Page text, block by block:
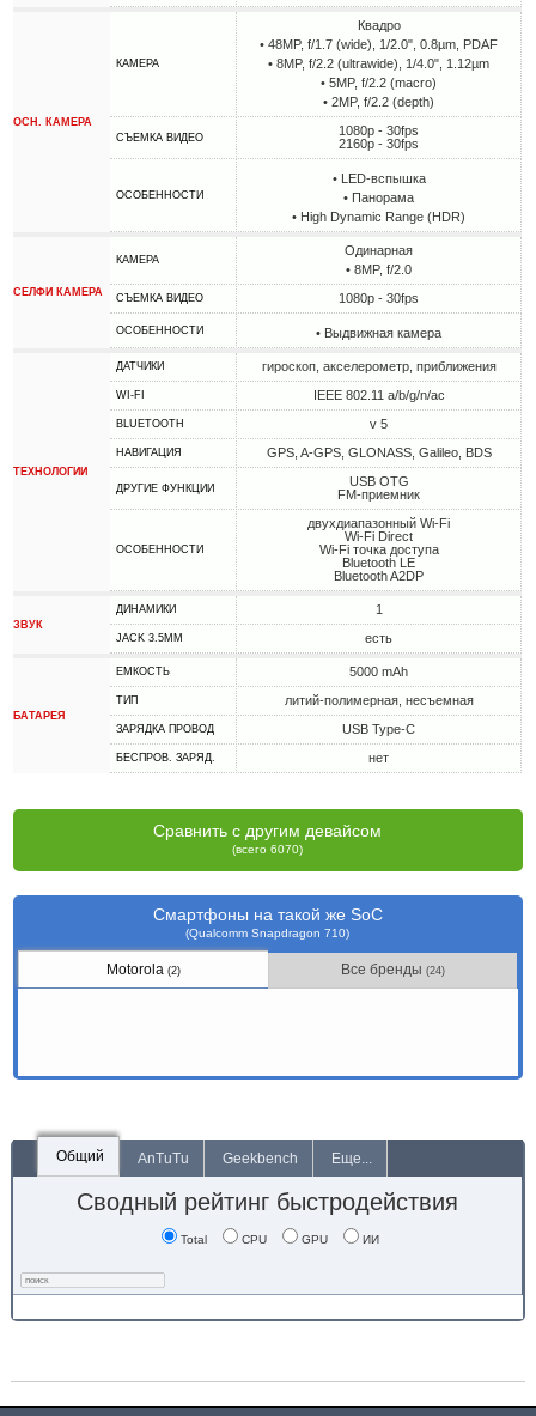
ОСН. КАМЕРА
КАМЕРА
Квадро
• 48MP, f/1.7 (wide), 1/2.0", 0.8µm, PDAF
• 8MP, f/2.2 (ultrawide), 1/4.0", 1.12µm
• 5MP, f/2.2 (macro)
• 2MP, f/2.2 (depth)
СЪЕМКА ВИДЕО
1080p - 30fps
2160p - 30fps
ОСОБЕННОСТИ
• LED-вспышка
• Панорама
• High Dynamic Range (HDR)
СЕЛФИ КАМЕРА
КАМЕРА
Одинарная
• 8MP, f/2.0
СЪЕМКА ВИДЕО 1080p - 30fps
ОСОБЕННОСТИ • Выдвижная камера
ТЕХНОЛОГИИ
ДАТЧИКИ гироскоп, акселерометр, приближения
WI-FI IEEE 802.11 a/b/g/n/ac
BLUETOOTH v 5
НАВИГАЦИЯ GPS, A-GPS, GLONASS, Galileo, BDS
ДРУГИЕ ФУНКЦИИ
USB OTG
FM-приемник
ОСОБЕННОСТИ
двухдиапазонный Wi-Fi
Wi-Fi Direct
Wi-Fi точка доступа
Bluetooth LE
Bluetooth A2DP
ЗВУК
ДИНАМИКИ 1
JACK 3.5MM есть
БАТАРЕЯ
ЕМКОСТЬ 5000 mAh
ТИП литий-полимерная, несъемная
ЗАРЯДКА ПРОВОД USB Type-C
БЕСПРОВ. ЗАРЯД. нет
Сравнить с другим девайсом
(всего 6070)
Смартфоны на такой же SoC
(Qualcomm Snapdragon 710)
Motorola(2) Все бренды(24)
Общий AnTuTu Geekbench Еще...
Сводный рейтинг быстродействия
Total CPU GPU ИИ